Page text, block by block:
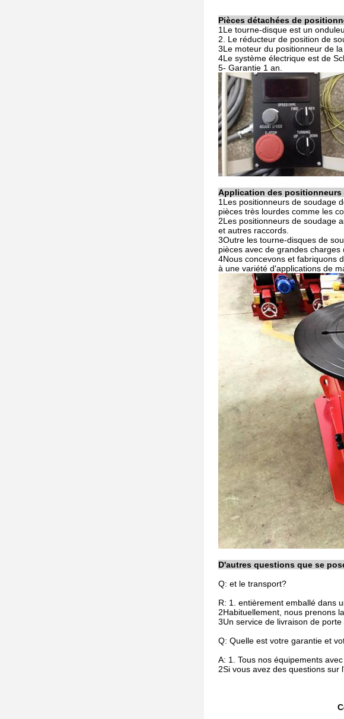
Pièces détachées de
1Le tourne-disque est un
2. Le réducteur de position de
3Le moteur du positionneur de
4Le système électrique est de
5- Garantie 1 an.
Application des positionneurs
1Les positionneurs de soudage
pièces très lourdes comme les
2Les positionneurs de soudage
et autres raccords.
3Outre les tourne-disques de
pièces avec de grandes charges
4Nous concevons et fabriquons
à une variété d'applications de
D'autres questions que se
Q: et le transport?
R: 1. entièrement emballé dans
2Habituellement, nous prenons
3Un service de livraison de
Q: Quelle est votre garantie et
A: 1. Tous nos équipements
2Si vous avez des questions sur